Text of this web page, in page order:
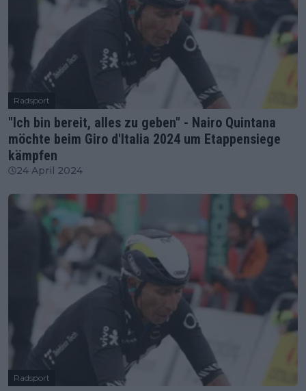
Radsport
"Ich bin bereit, alles zu geben" - Nairo Quintana
möchte beim Giro d'Italia 2024 um Etappensiege
kämpfen
24 April 2024
Radsport